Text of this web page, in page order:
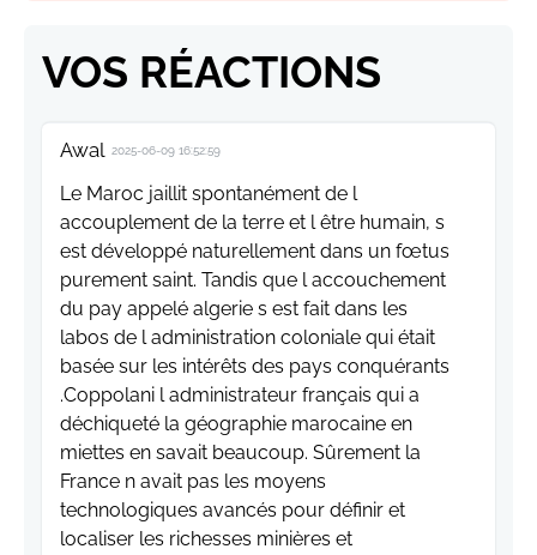
VOS RÉACTIONS
Awal 2025-06-09 16:52:59
Le Maroc jaillit spontanément de l
accouplement de la terre et l être humain, s
est développé naturellement dans un fœtus
purement saint. Tandis que l accouchement
du pay appelé algerie s est fait dans les
labos de l administration coloniale qui était
basée sur les intérêts des pays conquérants
.Coppolani l administrateur français qui a
déchiqueté la géographie marocaine en
miettes en savait beaucoup. Sûrement la
France n avait pas les moyens
technologiques avancés pour définir et
localiser les richesses minières et